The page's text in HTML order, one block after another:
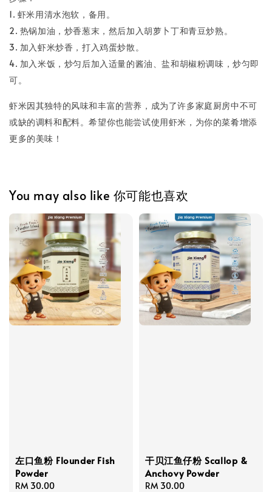
1. 虾米用清水泡软，备用。
2. 热锅加油，炒香葱末，然后加入胡萝卜丁和青豆炒熟。
3. 加入虾米炒香，打入鸡蛋炒散。
4. 加入米饭，炒匀后加入适量的酱油、盐和胡椒粉调味，炒匀即
可。
虾米因其独特的风味和丰富的营养，成为了许多家庭厨房中不可
或缺的调料和配料。希望你也能尝试使用虾米，为你的菜肴增添
更多的美味！
You may also like 你可能也喜欢
左口鱼粉 Flounder Fish
Powder
Regular
RM 30.00
干贝江鱼仔粉 Scallop &
Anchovy Powder
Regular
RM 30.00